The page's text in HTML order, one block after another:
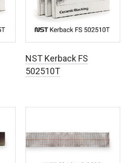
NST Kerback FS
502510T